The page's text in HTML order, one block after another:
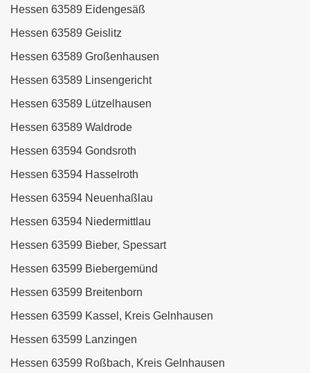
Hessen 63589 Eidengesäß
Hessen 63589 Geislitz
Hessen 63589 Großenhausen
Hessen 63589 Linsengericht
Hessen 63589 Lützelhausen
Hessen 63589 Waldrode
Hessen 63594 Gondsroth
Hessen 63594 Hasselroth
Hessen 63594 Neuenhaßlau
Hessen 63594 Niedermittlau
Hessen 63599 Bieber, Spessart
Hessen 63599 Biebergemünd
Hessen 63599 Breitenborn
Hessen 63599 Kassel, Kreis Gelnhausen
Hessen 63599 Lanzingen
Hessen 63599 Roßbach, Kreis Gelnhausen